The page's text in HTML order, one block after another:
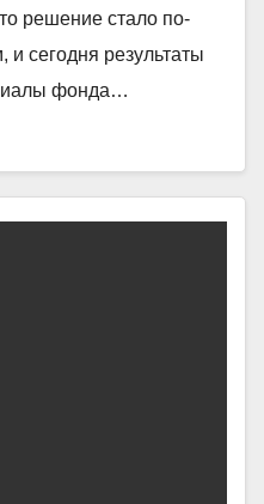
решение стало по-
и сегодня результаты
фонда…